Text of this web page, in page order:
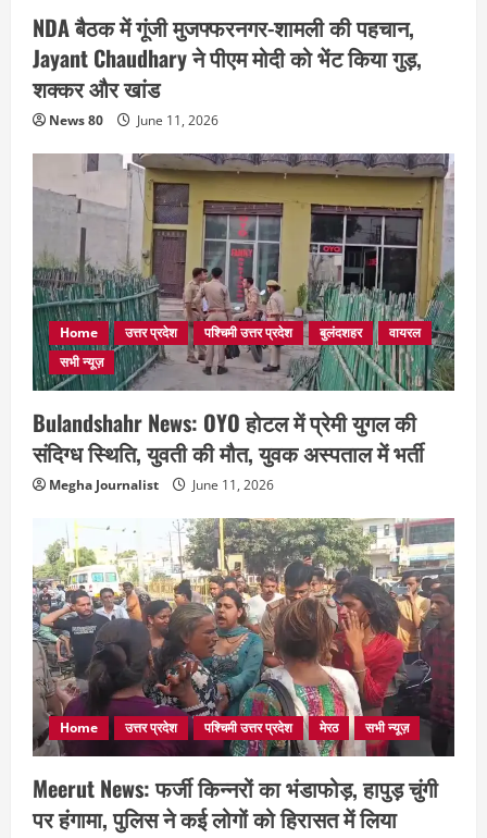
NDA बैठक में गूंजी मुजफ्फरनगर-शामली की पहचान,
Jayant Chaudhary ने पीएम मोदी को भेंट किया गुड़,
शक्कर और खांड
News 80 June 11, 2026
Home उत्तर प्रदेश पश्चिमी उत्तर प्रदेश बुलंदशहर
वायरल
सभी न्यूज़
Bulandshahr News: OYO होटल में प्रेमी युगल की
संदिग्ध स्थिति, युवती की मौत, युवक अस्पताल में भर्ती
Megha Journalist June 11, 2026
Home उत्तर प्रदेश पश्चिमी उत्तर प्रदेश मेरठ सभी न्यूज़
Meerut News: फर्जी किन्नरों का भंडाफोड़, हापुड़ चुंगी
पर हंगामा, पुलिस ने कई लोगों को हिरासत में लिया